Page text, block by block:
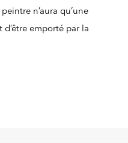
n’aura qu’une
d’être emporté par la